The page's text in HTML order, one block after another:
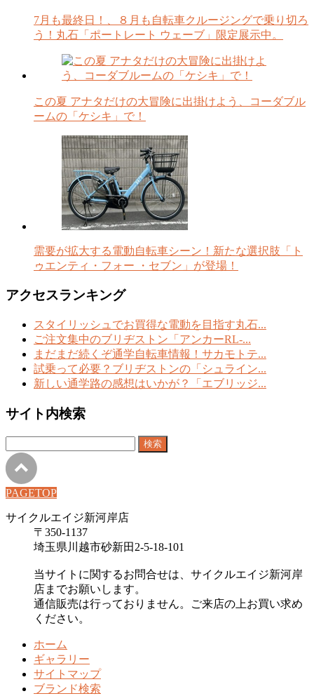
7月も最終日！、８月も自転車クルージングで乗り切ろ
う！丸石「ポートレート ウェーブ」限定展示中。
この夏 アナタだけの大冒険に出掛けよう、コーダブル
ームの「ケシキ」で！
需要が拡大する電動自転車シーン！新たな選択肢「ト
ゥエンティ・フォー ・セブン」が登場！
アクセスランキング
スタイリッシュでお買得な電動を目指す丸石...
ご注文集中のブリヂストン「アンカーRL-...
まだまだ続くぞ通学自転車情報！サカモトテ...
試乗って必要？ブリヂストンの「シュライン...
新しい通学路の感想はいかが？「エブリッジ...
サイト内検索
索:
PAGETOP
サイクルエイジ新河岸店
〒350-1137
埼玉県川越市砂新田2-5-18-101
当サイトに関するお問合せは、サイクルエイジ新河岸
店までお願いします。
通信販売は行っておりません。ご来店の上お買い求め
ください。
ホーム
ギャラリー
サイトマップ
ブランド検索